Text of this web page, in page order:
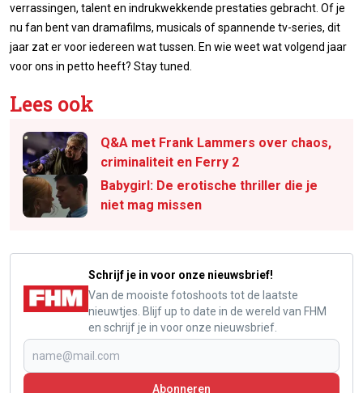
verrassingen, talent en indrukwekkende prestaties gebracht. Of je
nu fan bent van dramafilms, musicals of spannende tv-series, dit
jaar zat er voor iedereen wat tussen. En wie weet wat volgend jaar
voor ons in petto heeft? Stay tuned.
Lees ook
Q&A met Frank Lammers over chaos,
criminaliteit en Ferry 2
Babygirl: De erotische thriller die je
niet mag missen
Schrijf je in voor onze nieuwsbrief!
Van de mooiste fotoshoots tot de laatste
nieuwtjes. Blijf up to date in de wereld van FHM
en schrijf je in voor onze nieuwsbrief.
Abonneren